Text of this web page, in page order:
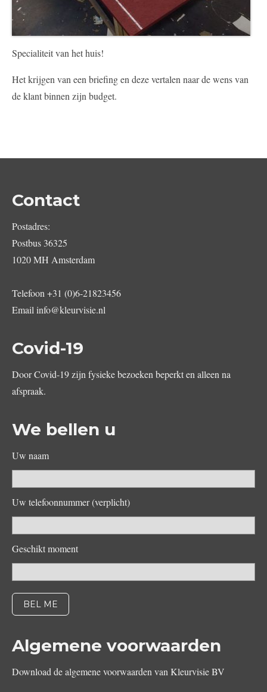
Specialiteit van het huis!
Het krijgen van een briefing en deze vertalen naar de wens van
de klant binnen zijn budget.
Contact
Postadres:
Postbus 36325
1020 MH Amsterdam
Telefoon +31 (0)6-21823456
Email info@kleurvisie.nl
Covid-19
Door Covid-19 zijn fysieke bezoeken beperkt en alleen na
afspraak.
We bellen u
Uw naam
Uw telefoonnummer (verplicht)
Geschikt moment
Algemene voorwaarden
Download de algemene voorwaarden van Kleurvisie BV